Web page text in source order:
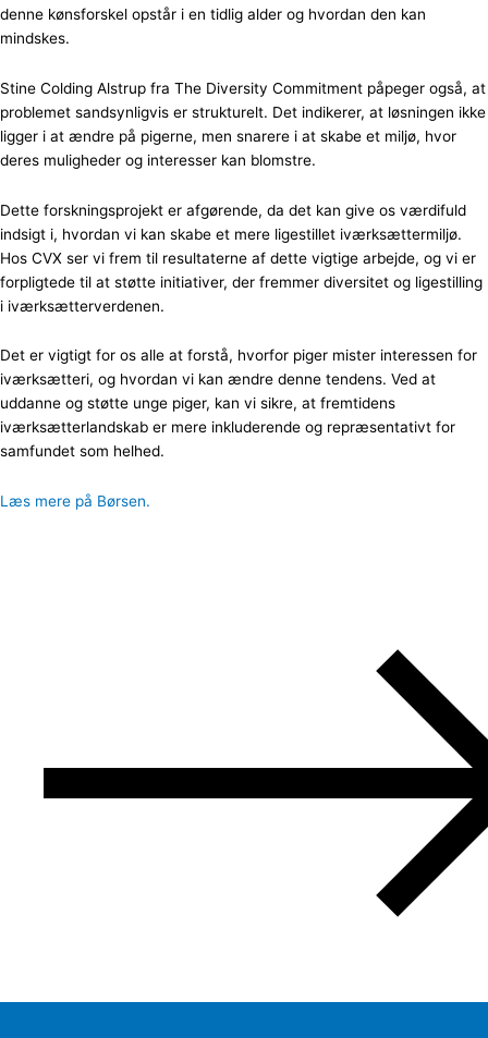
denne kønsforskel opstår i en tidlig alder og hvordan den kan
mindskes.
Stine Colding Alstrup fra The Diversity Commitment påpeger også, at
problemet sandsynligvis er strukturelt. Det indikerer, at løsningen ikke
ligger i at ændre på pigerne, men snarere i at skabe et miljø, hvor
deres muligheder og interesser kan blomstre.
Dette forskningsprojekt er afgørende, da det kan give os værdifuld
indsigt i, hvordan vi kan skabe et mere ligestillet iværksættermiljø.
Hos CVX ser vi frem til resultaterne af dette vigtige arbejde, og vi er
forpligtede til at støtte initiativer, der fremmer diversitet og ligestilling
i iværksætterverdenen.
Det er vigtigt for os alle at forstå, hvorfor piger mister interessen for
iværksætteri, og hvordan vi kan ændre denne tendens. Ved at
uddanne og støtte unge piger, kan vi sikre, at fremtidens
iværksætterlandskab er mere inkluderende og repræsentativt for
samfundet som helhed.
Læs mere på Børsen.